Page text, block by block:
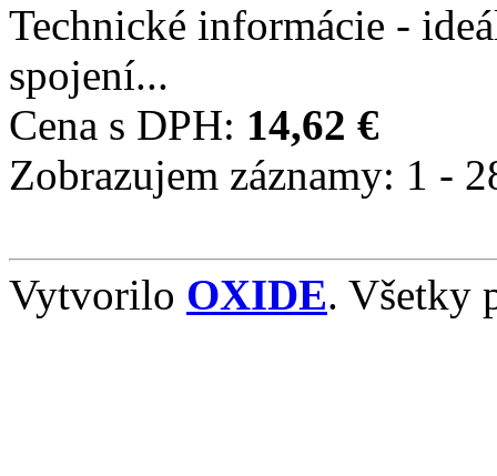
Technické informácie -
spojení...
Cena s DPH: 14,62 €
Zobrazujem záznamy: 1 -
Vytvorilo OXIDE. Všetky